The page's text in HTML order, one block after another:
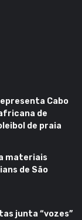
Cabo
de
de praia
materiais
de São
junta “vozes”